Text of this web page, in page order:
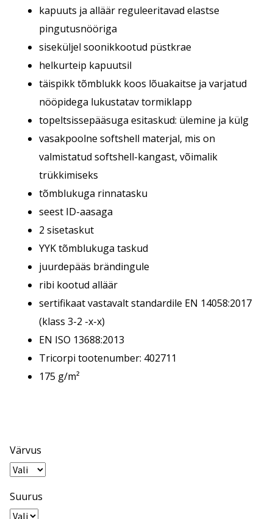
kapuuts ja alläär reguleeritavad elastse
pingutusnööriga
siseküljel soonikkootud püstkrae
helkurteip kapuutsil
täispikk tõmblukk koos lõuakaitse ja varjatud
nööpidega lukustatav tormiklapp
topeltsissepääsuga esitaskud: ülemine ja külg
vasakpoolne softshell materjal, mis on
valmistatud softshell-kangast, võimalik
trükkimiseks
tõmblukuga rinnatasku
seest ID-aasaga
2 sisetaskut
YYK tõmblukuga taskud
juurdepääs brändingule
ribi kootud alläär
sertifikaat vastavalt standardile EN 14058:2017
(klass 3-2 -x-x)
EN ISO 13688:2013
Tricorpi tootenumber: 402711
175 g/m²
Värvus
Suurus